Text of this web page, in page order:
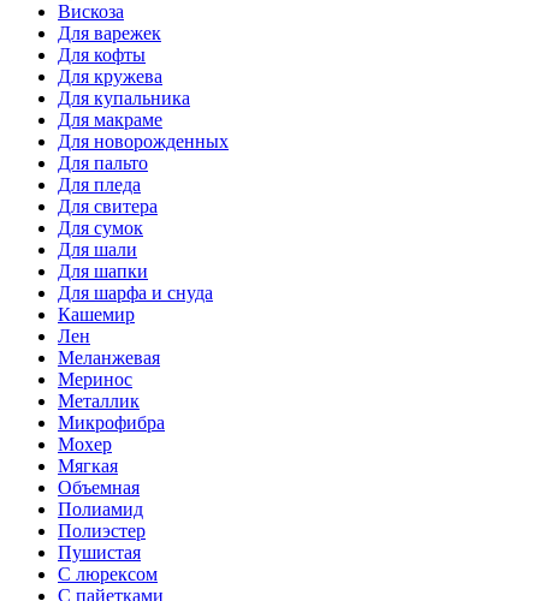
Вискоза
Для варежек
Для кофты
Для кружева
Для купальника
Для макраме
Для новорожденных
Для пальто
Для пледа
Для свитера
Для сумок
Для шали
Для шапки
Для шарфа и снуда
Кашемир
Лен
Меланжевая
Меринос
Металлик
Микрофибра
Мохер
Мягкая
Объемная
Полиамид
Полиэстер
Пушистая
С люрексом
С пайетками